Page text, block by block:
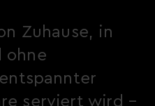
Zuhause, in
ohne
serviert wird –